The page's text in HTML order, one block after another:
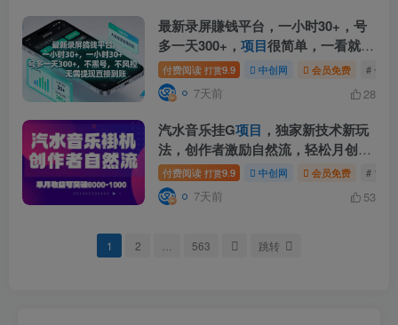
最新录屏賺钱平台，一小时30+，号
多一天300+， 项目很简单，一看就
会，无需提现直接到账【揭秘】
付费阅读 打赏9.9 中创网 会员免费 # 一小
7天前 28
汽水音乐挂G项目 ，独家新技术新玩
法，创作者激励自然流，轻松月创
6k-1W【揭秘】
付费阅读 打赏9.9 中创网 会员免费 # 1W
7天前 53
1 2 563 跳转